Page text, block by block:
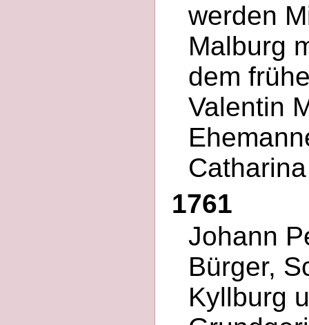
werden
Malburg
dem
Valentin
1761
Johann
Bürger,
Kyllburg